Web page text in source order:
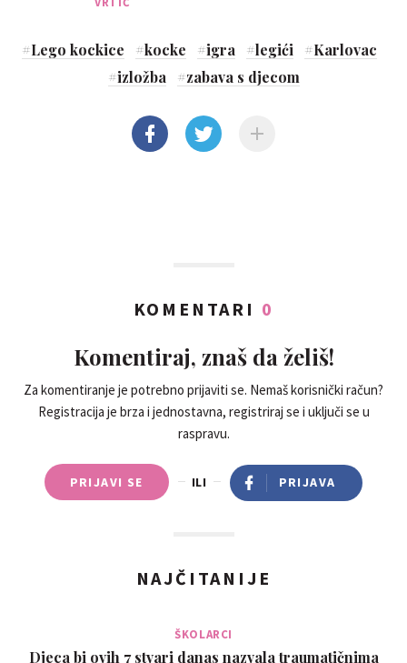
#Lego kockice #kocke #igra #legići #Karlovac
#izložba #zabava s djecom
KOMENTARI 0
Komentiraj, znaš da želiš!
Za komentiranje je potrebno prijaviti se. Nemaš korisnički račun?
Registracija je brza i jednostavna, registriraj se i uključi se u
raspravu.
PRIJAVI SE ILI PRIJAVA
NAJČITANIJE
ŠKOLARCI
Djeca bi ovih 7 stvari danas nazvala traumatičnima